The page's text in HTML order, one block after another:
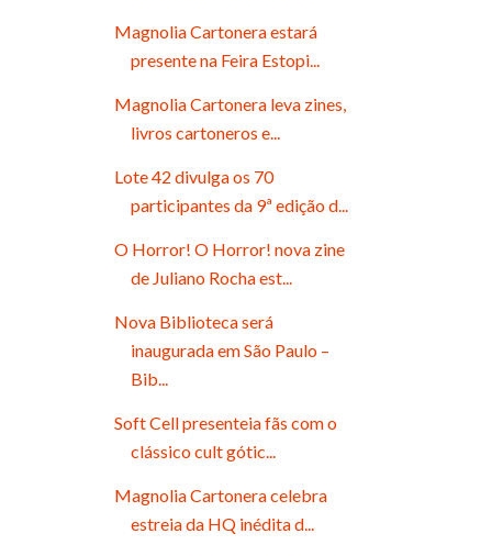
Magnolia Cartonera estará
presente na Feira Estopi...
Magnolia Cartonera leva zines,
livros cartoneros e...
Lote 42 divulga os 70
participantes da 9ª edição d...
O Horror! O Horror! nova zine
de Juliano Rocha est...
Nova Biblioteca será
inaugurada em São Paulo –
Bib...
Soft Cell presenteia fãs com o
clássico cult gótic...
Magnolia Cartonera celebra
estreia da HQ inédita d...